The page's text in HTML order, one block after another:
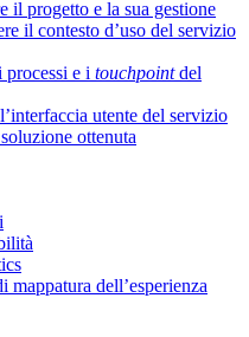
il progetto e la sua gestione
il contesto d’uso del servizio
processi e i touchpointdel
utente del servizio
ottenuta
mappatura dell’esperienza